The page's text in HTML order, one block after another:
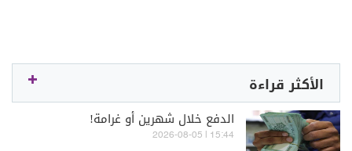
الأكثر قراءة
الدفع خلال شهرين أو غرامة!
15:44 | 2026-08-05